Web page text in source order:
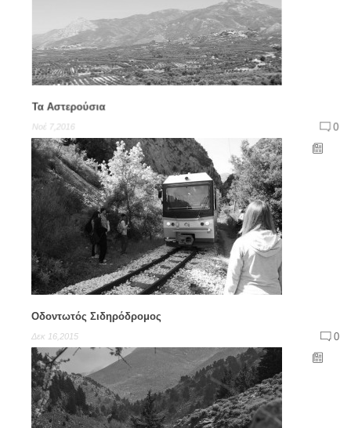
Τα Αστερούσια
Νοέ 7,2016 0
Οδοντωτός Σιδηρόδρομος
Δεκ 16,2015 0